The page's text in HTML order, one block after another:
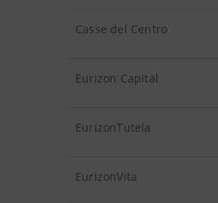
Casse del Centro
Eurizon Capital
EurizonTutela
EurizonVita